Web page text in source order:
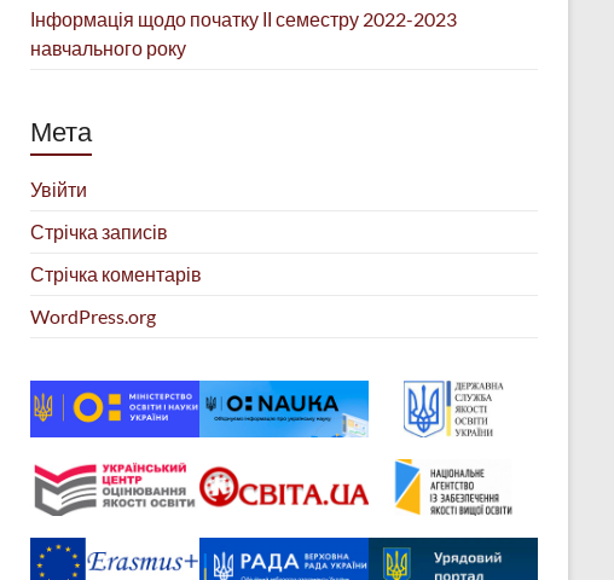
Інформація щодо початку ІІ семестру 2022-2023
навчального року
Мета
Увійти
Стрічка записів
Стрічка коментарів
WordPress.org